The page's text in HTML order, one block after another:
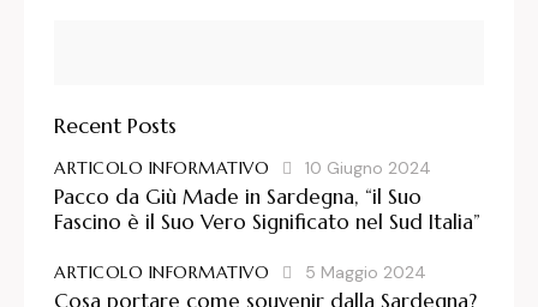
Recent Posts
ARTICOLO INFORMATIVO 10 Giugno 2024
Pacco da Giù Made in Sardegna, “il Suo
Fascino è il Suo Vero Significato nel Sud Italia”
ARTICOLO INFORMATIVO 5 Maggio 2024
Cosa portare come souvenir dalla Sardegna?